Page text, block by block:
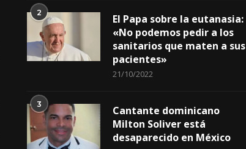
2
El Papa sobre la eutanasia:
«No podemos pedir a los
sanitarios que maten a sus
pacientes»
21/10/2022
3
Cantante dominicano
Milton Soliver está
desaparecido en México